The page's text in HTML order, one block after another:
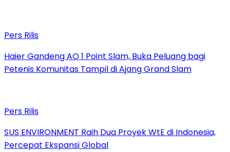
Pers Rilis
Haier Gandeng AO 1 Point Slam, Buka Peluang bagi
Petenis Komunitas Tampil di Ajang Grand Slam
Pers Rilis
SUS ENVIRONMENT Raih Dua Proyek WtE di Indonesia,
Percepat Ekspansi Global